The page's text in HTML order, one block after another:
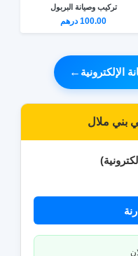
تركيب وصيانة البربول
100.00 درهم
الإلكترونية ←
بني ملال